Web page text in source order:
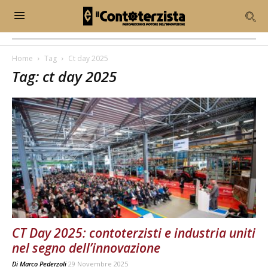
Home Tag Ct day 2025
Tag: ct day 2025
CT Day 2025: contoterzisti e industria uniti
nel segno dell’innovazione
Di Marco Pederzoli 29 Novembre 2025